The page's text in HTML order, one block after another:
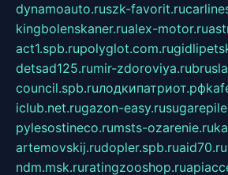
dynamoauto.ruszk-favorit.ru
kingbolenskaner.rualex-motor.ru
act1.spb.rupolyglot.com.ru
detsad125.rumir-zdoroviya.ru
council.spb.ruлодкипатриот.рф
iclub.net.rugazon-easy.ru
pylesostineco.rumsts-ozarenie.ru
artemovskij.rudopler.spb.ruaid70.ru
ndm.msk.ruratingzooshop.ru